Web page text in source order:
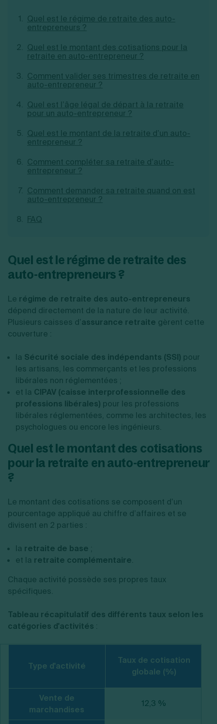
Je suis autonome
Je souhaite être accompagné
Découvrez notre cabinet d'expertise
comptable LS Compta
Création de SASU
Création de SARL
Création de SCI
Création d'association
Ouverture compte pro
Fermeture d’une entreprise
Création d'entreprise
Quel est le régime de retraite des auto-
entrepreneurs ?
Quel est le montant des cotisations pour la
retraite en auto-entrepreneur ?
Comment valider ses trimestres de retraite en
auto-entrepreneur ?
Quel est l’âge légal de départ à la retraite
pour un auto-entrepreneur ?
Quel est le montant de la retraite d’un auto-
entrepreneur ?
Comment compléter sa retraite d’auto-
entrepreneur ?
Comment demander sa retraite quand on est
auto-entrepreneur ?
FAQ
Quel est le régime de retraite des
auto-entrepreneurs ?
Le régime de retraite des auto-entrepreneurs
dépend directement de la nature de leur activité.
Plusieurs caisses d’assurance retraite gèrent cette
couverture :
la Sécurité sociale des indépendants (SSI) pour
les artisans, les commerçants et les professions
libérales non réglementées ;
et la CIPAV (caisse interprofessionnelle des
professions libérales) pour les professions
libérales réglementées, comme les architectes, les
psychologues ou encore les ingénieurs.
Quel est le montant des cotisations
pour la retraite en auto-entrepreneur
?
Le montant des cotisations se composent d’un
pourcentage appliqué au chiffre d’affaires et se
divisent en 2 parties :
la retraite de base ;
et la retraite complémentaire.
Chaque activité possède ses propres taux
spécifiques.
Tableau récapitulatif des différents taux selon les
catégories d'activités :
Type d'activité
Taux de cotisation
globale (%)
Vente de
marchandises
12,3 %